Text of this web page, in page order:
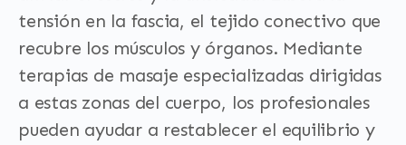
tensión en la fascia, el tejido conectivo que
recubre los músculos y órganos. Mediante
terapias de masaje especializadas dirigidas
a estas zonas del cuerpo, los profesionales
pueden ayudar a restablecer el equilibrio y